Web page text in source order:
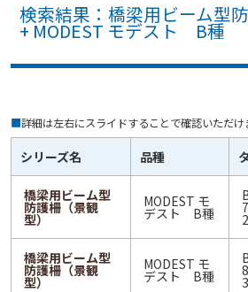
検索結果：橋梁用ビーム型
+ MODEST モデスト B種
■詳細は左右にスライドすることで確認いただけ
シリーズ名 品種
橋梁用ビーム型
防護柵（景観
型）
MODEST モ
デスト B種
橋梁用ビーム型
防護柵（景観
型）
MODEST モ
デスト B種